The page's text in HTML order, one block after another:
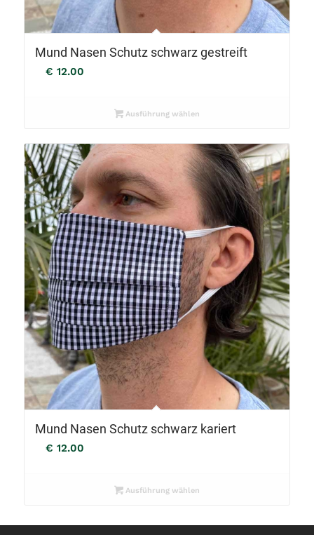
Mund Nasen Schutz schwarz gestreift
€ 12.00
Ausführung wählen
Mund Nasen Schutz schwarz kariert
€ 12.00
Ausführung wählen